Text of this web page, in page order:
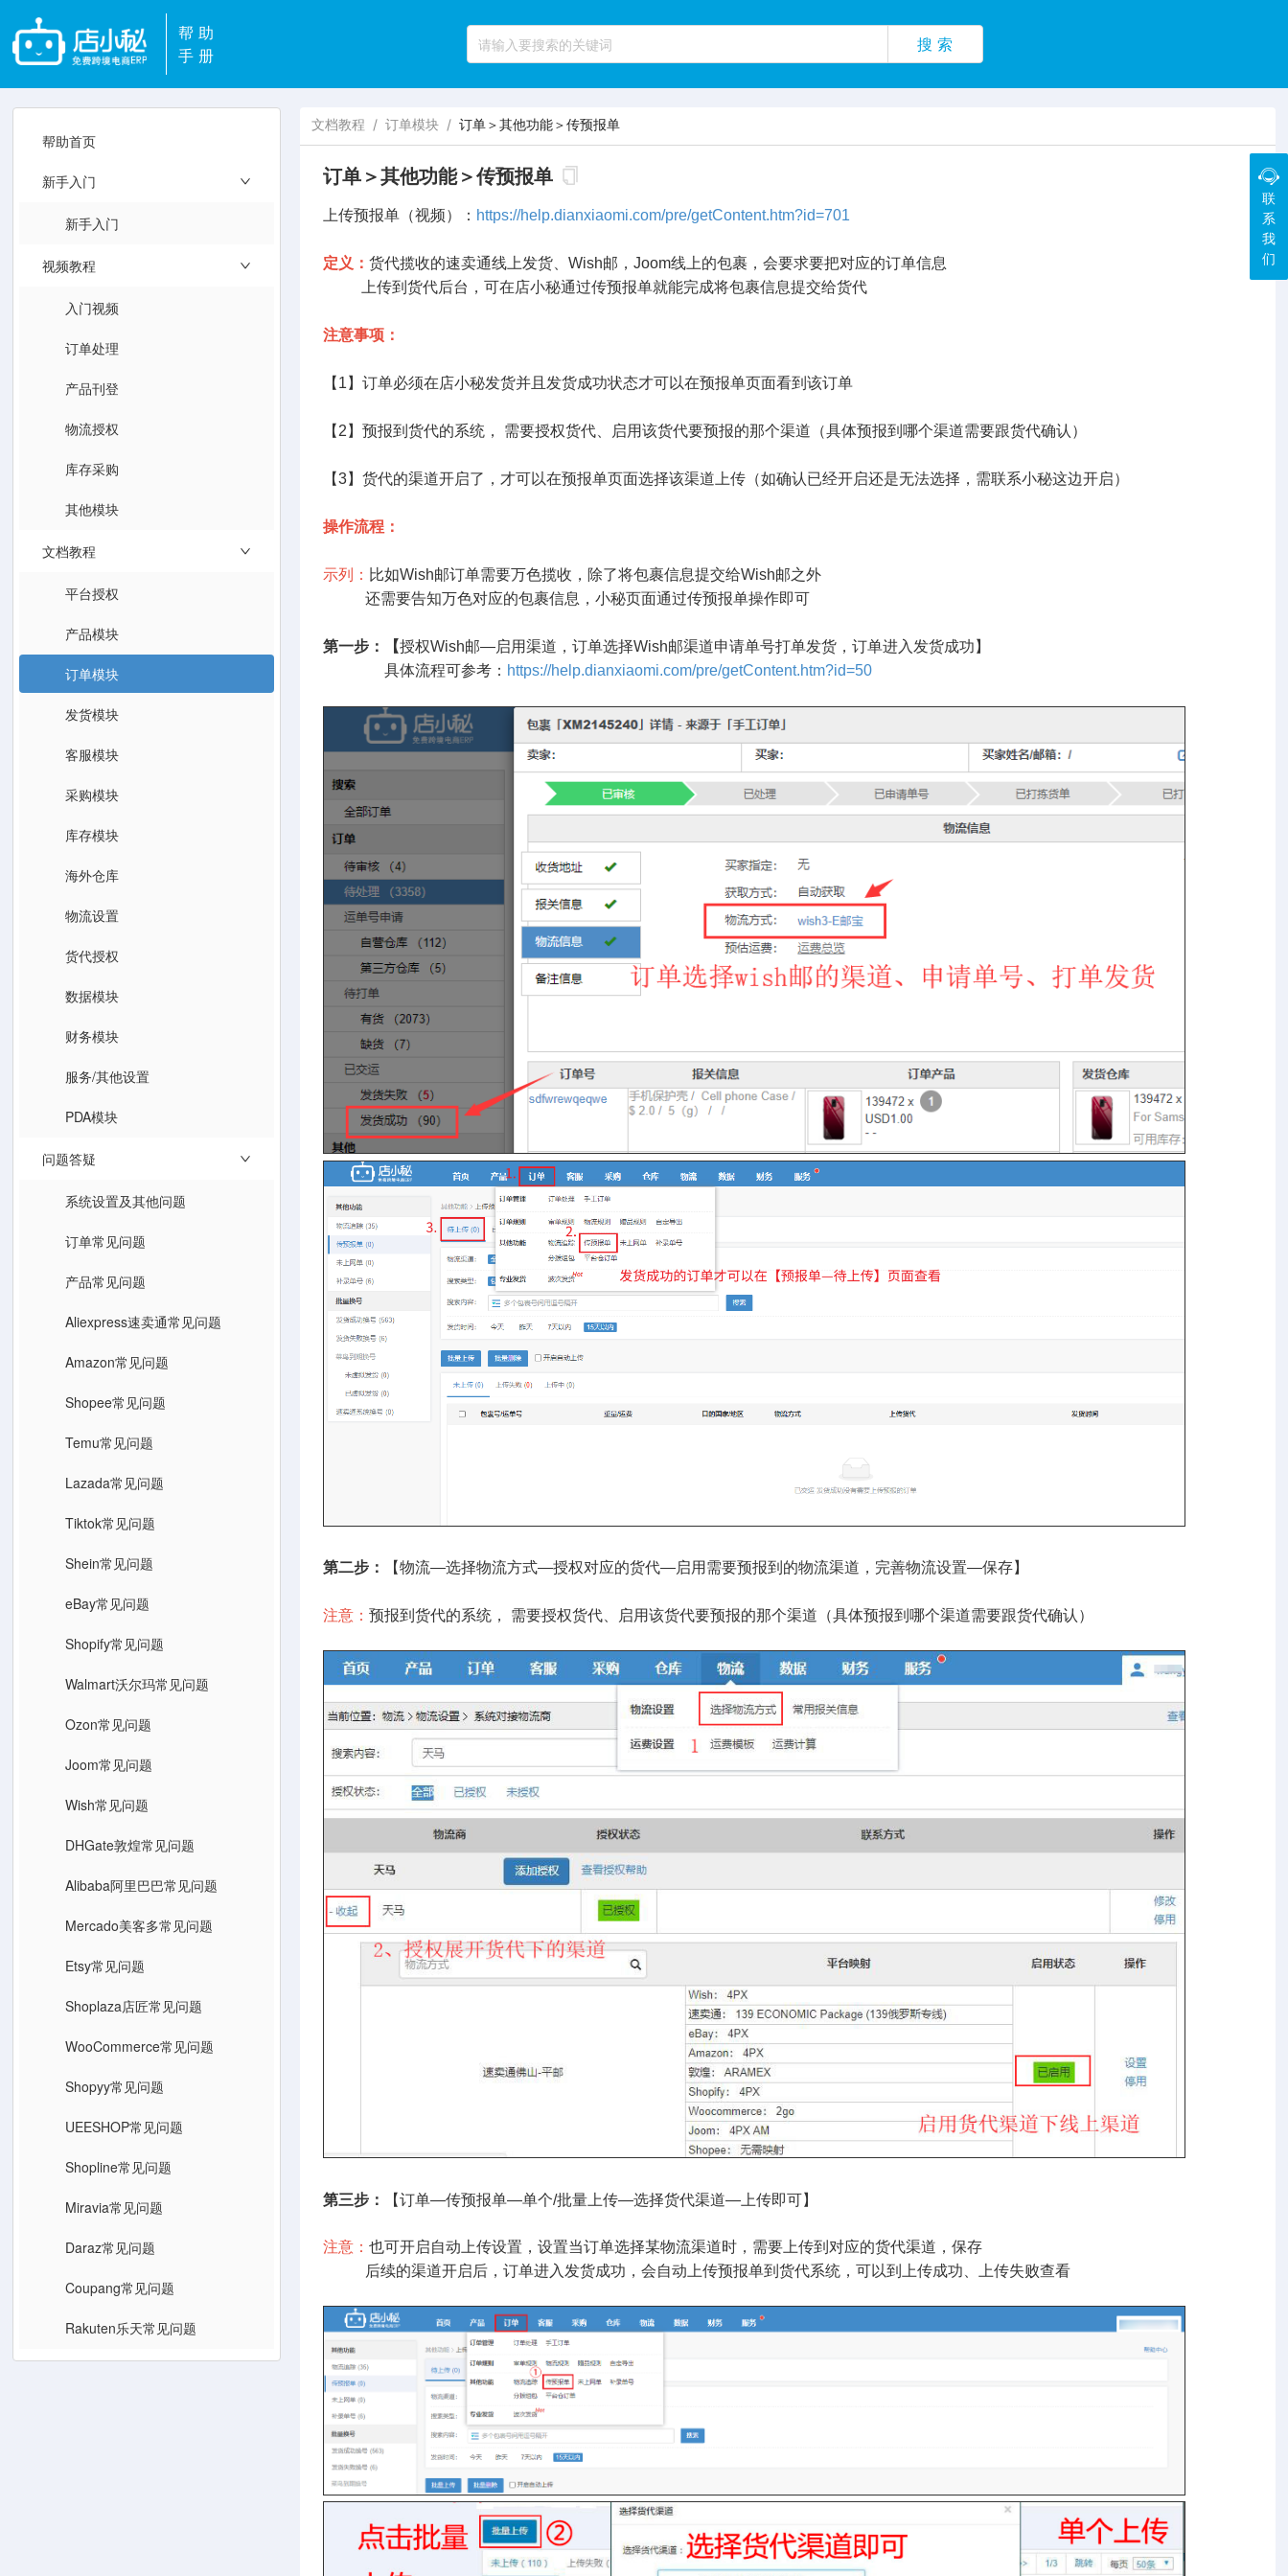
帮助
手册
搜 索
帮助首页
新手入门
新手入门
视频教程
入门视频
订单处理
产品刊登
物流授权
库存采购
其他模块
文档教程
平台授权
产品模块
订单模块
发货模块
客服模块
采购模块
库存模块
海外仓库
物流设置
货代授权
数据模块
财务模块
服务/其他设置
PDA模块
问题答疑
系统设置及其他问题
订单常见问题
产品常见问题
Aliexpress速卖通常见问题
Amazon常见问题
Shopee常见问题
Temu常见问题
Lazada常见问题
Tiktok常见问题
Shein常见问题
eBay常见问题
Shopify常见问题
Walmart沃尔玛常见问题
Ozon常见问题
Joom常见问题
Wish常见问题
DHGate敦煌常见问题
Alibaba阿里巴巴常见问题
Mercado美客多常见问题
Etsy常见问题
Shoplaza店匠常见问题
WooCommerce常见问题
Shopyy常见问题
UEESHOP常见问题
Shopline常见问题
Miravia常见问题
Daraz常见问题
Coupang常见问题
Rakuten乐天常见问题
文档教程 / 订单模块 / 订单＞其他功能＞传预报单
订单＞其他功能＞传预报单
上传预报单（视频）： https://help.dianxiaomi.com/pre/getContent.htm?id=701
定义：货代揽收的速卖通线上发货、Wish邮，Joom线上的包裹，会要求要把对应的订单信息
上传到货代后台，可在店小秘通过传预报单就能完成将包裹信息提交给货代
注意事项：
【1】订单必须在店小秘发货并且发货成功状态才可以在预报单页面看到该订单
【2】预报到货代的系统， 需要授权货代、启用该货代要预报的那个渠道（具体预报到哪个渠道需要跟货代确认）
【3】货代的渠道开启了，才可以在预报单页面选择该渠道上传（如确认已经开启还是无法选择，需联系小秘这边开启）
操作流程：
示列： 比如Wish邮订单需要万色揽收，除了将包裹信息提交给Wish邮之外
还需要告知万色对应的包裹信息，小秘页面通过传预报单操作即可
第一步：【授权Wish邮—启用渠道，订单选择Wish邮渠道申请单号打单发货，订单进入发货成功】
具体流程可参考： https://help.dianxiaomi.com/pre/getContent.htm?id=50
第二步： 【物流—选择物流方式—授权对应的货代—启用需要预报到的物流渠道，完善物流设置—保存】
注意：预报到货代的系统， 需要授权货代、启用该货代要预报的那个渠道（具体预报到哪个渠道需要跟货代确认）
第三步： 【订单—传预报单—单个/批量上传—选择货代渠道—上传即可】
注意：也可开启自动上传设置，设置当订单选择某物流渠道时，需要上传到对应的货代渠道，保存
后续的渠道开启后，订单进入发货成功，会自动上传预报单到货代系统，可以到上传成功、上传失败查看
联
系
我
们